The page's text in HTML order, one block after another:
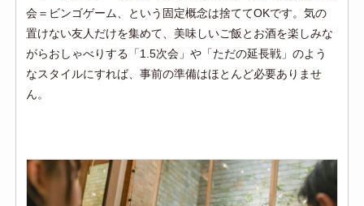
会＝ビンゴゲーム、という固定概念は捨ててOKです。気の
置けない友人だけを集めて、美味しいご飯とお酒を楽しみな
がらおしゃべりする「1.5次会」や「ただの延長戦」のよう
なスタイルにすれば、事前の準備はほとんど必要ありませ
ん。